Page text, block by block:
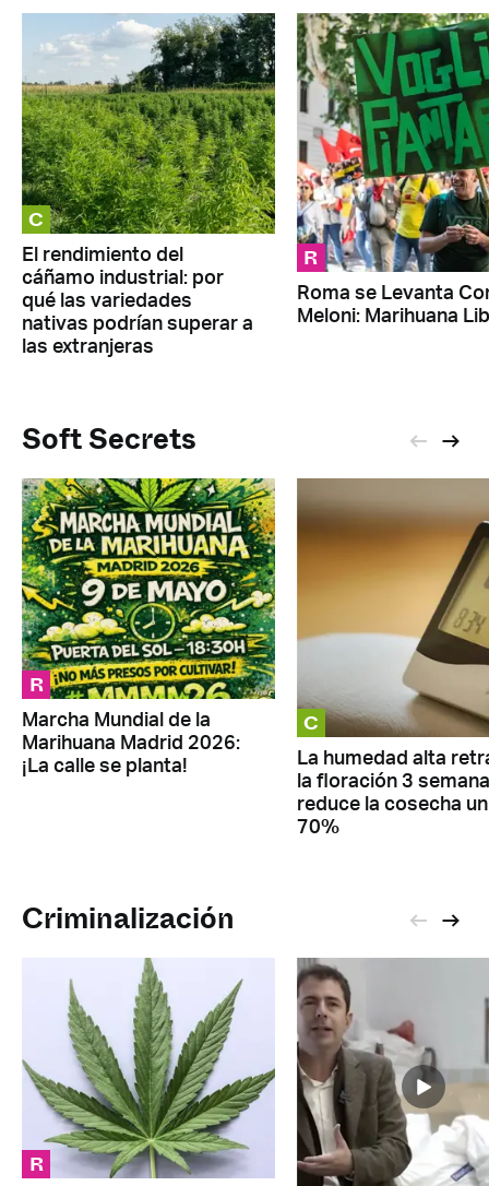
C
El rendimiento del
cáñamo industrial: por
qué las variedades
nativas podrían superar a
las extranjeras
R
Roma se Levanta
Meloni: Marihuana
Soft Secrets
R
Marcha Mundial de la
Marihuana Madrid 2026:
¡La calle se planta!
C
La humedad alta
la floración 3
reduce la cosecha un
70%
Criminalización
R